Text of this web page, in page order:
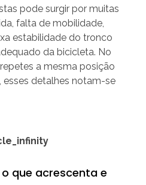
pode surgir por muitas
falta de mobilidade,
estabilidade do tronco
da bicicleta. No
a mesma posição
detalhes notam-se
que acrescenta e